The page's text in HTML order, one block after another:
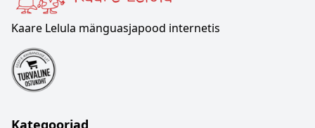
Kaare Lelula mänguasjapood internetis
Kategooriad